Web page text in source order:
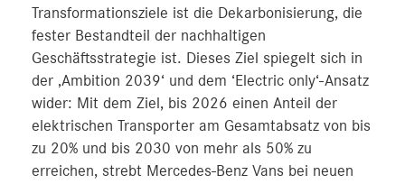
Transformationsziele ist die Dekarbonisierung, die
fester Bestandteil der nachhaltigen
Geschäftsstrategie ist. Dieses Ziel spiegelt sich in
der ‚Ambition 2039‘ und dem ‘Electric only‘-Ansatz
wider: Mit dem Ziel, bis 2026 einen Anteil der
elektrischen Transporter am Gesamtabsatz von bis
zu 20% und bis 2030 von mehr als 50% zu
erreichen, strebt Mercedes‑Benz Vans bei neuen